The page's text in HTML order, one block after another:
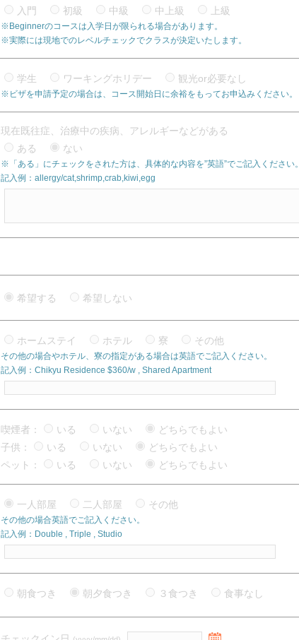
入門 初級 中級 中上級 上級
※Beginnerのコースは入学日が限られる場合があります。
※実際には現地でのレベルチェックでクラスが決定いたします。
学生 ワーキングホリデー 観光or必要なし
※ビザを申請予定の場合は、コース開始日に余裕をもってお申込みください。
現在既往症、治療中の疾病、アレルギーなどがある
ある
ない
※「ある」にチェックをされた方は、具体的な内容を”英語”でご記入ください。
記入例：allergy/cat,shrimp,crab,kiwi,egg
希望する 希望しない
ホームステイ ホテル 寮 その他
その他の場合やホテル、寮の指定がある場合は英語でご記入ください。
記入例：Chikyu Residence $360/w , Shared Apartment
喫煙者： いる いない
どちらでもよい
子供：
いる いない
どちらでもよい
ペット：
いる いない どちらでもよい
一人部屋 二人部屋 その他
その他の場合英語でご記入ください。
記入例：Double , Triple , Studio
朝食つき 朝夕食つき ３食つき 食事なし